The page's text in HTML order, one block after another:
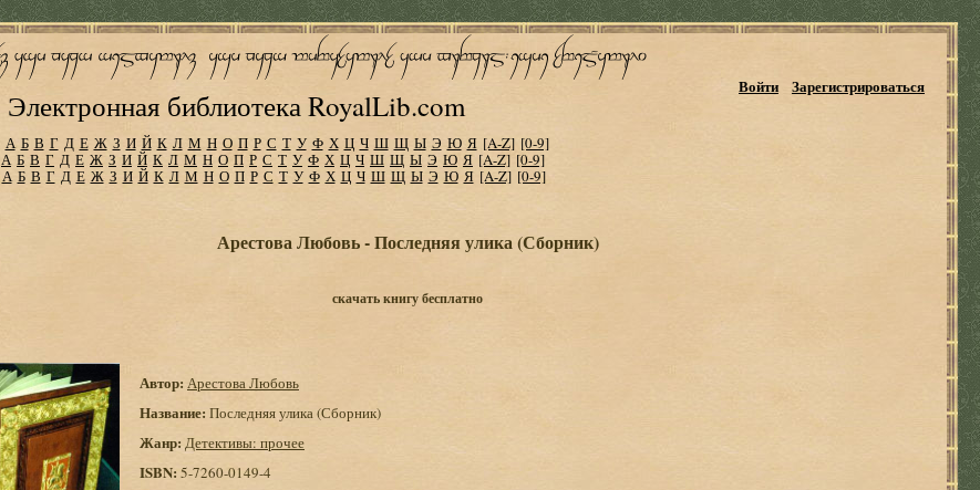
Электронная библиотека RoyalLib.com
Войти Зарегистрироваться
А Б В Г Д Е Ж З И Й К Л М Н О П Р С Т У Ф Х Ц Ч Ш Щ Ы Э Ю Я [A-Z] [0-9]
А Б В Г Д Е Ж З И Й К Л М Н О П Р С Т У Ф Х Ц Ч Ш Щ Ы Э Ю Я [A-Z] [0-9]
А Б В Г Д Е Ж З И Й К Л М Н О П Р С Т У Ф Х Ц Ч Ш Щ Ы Э Ю Я [A-Z] [0-9]
Арестова Любовь - Последняя улика (Сборник)
скачать книгу бесплатно
Автор: Арестова Любовь
Название: Последняя улика (Сборник)
Жанр: Детективы: прочее
ISBN: 5-7260-0149-4